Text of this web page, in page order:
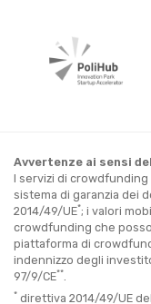
Avvertenze ai sensi
I servizi di
sistema di garanzia dei
2014/49/UE*; i valori
crowdfunding che
piattaforma di
indennizzo degli
97/9/CE**
* direttiva 2014/49/UE